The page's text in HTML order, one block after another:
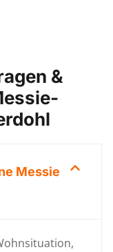
&
Messie